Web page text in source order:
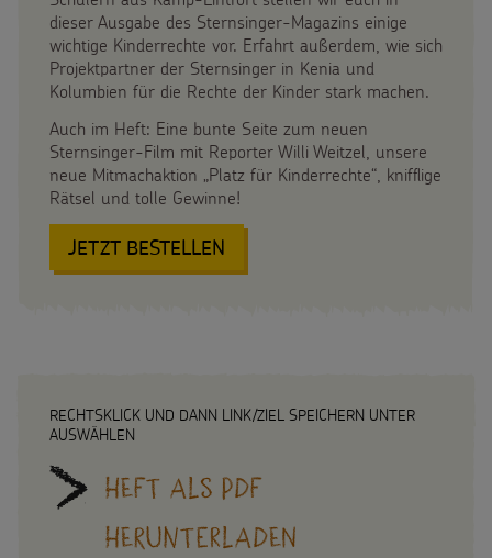
Zinsen den Kindern
Vereine und Initiativen
Sternsingerspenden gezielt einsetzen
Testamentsspende
FAQ Spenden
Über uns
Presse
Kontakt
SHOP
dieser Ausgabe des Sternsinger-Magazins einige
wichtige Kinderrechte vor. Erfahrt außerdem, wie sich
Projektpartner der Sternsinger in Kenia und
Kolumbien für die Rechte der Kinder stark machen.
Auch im Heft: Eine bunte Seite zum neuen
Sternsinger-Film mit Reporter Willi Weitzel, unsere
neue Mitmachaktion „Platz für Kinderrechte“, knifflige
Rätsel und tolle Gewinne!
JETZT BESTELLEN
JEDES
RECHTSKLICK UND DANN LINK/ZIEL SPEICHERN UNTER
AUSWÄHLEN
Heft als PDF
herunterladen